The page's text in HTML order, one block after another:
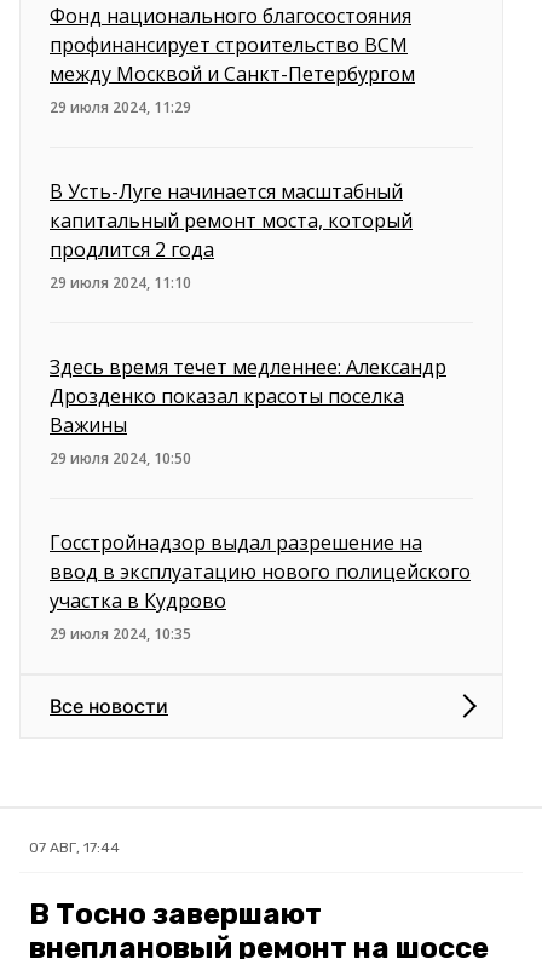
Фонд национального благосостояния
профинансирует строительство ВСМ
между Москвой и Санкт-Петербургом
29 июля 2024, 11:29
В Усть-Луге начинается масштабный
капитальный ремонт моста, который
продлится 2 года
29 июля 2024, 11:10
Здесь время течет медленнее: Александр
Дрозденко показал красоты поселка
Важины
29 июля 2024, 10:50
Госстройнадзор выдал разрешение на
ввод в эксплуатацию нового полицейского
участка в Кудрово
29 июля 2024, 10:35
Все новости
07 АВГ, 17:44
В Тосно завершают
внеплановый ремонт на шоссе